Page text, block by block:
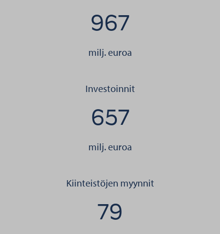
967
milj. euroa
Investoinnit
657
milj. euroa
Kiinteistöjen myynnit
79